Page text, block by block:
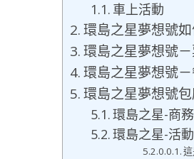
車上活動
環島之星夢想號
環島之星夢想號
環島之星夢想號
環島之星夢想號
環島之星-商
環島之星-活